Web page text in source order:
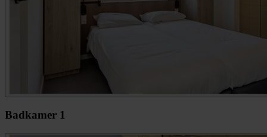
Badkamer 1